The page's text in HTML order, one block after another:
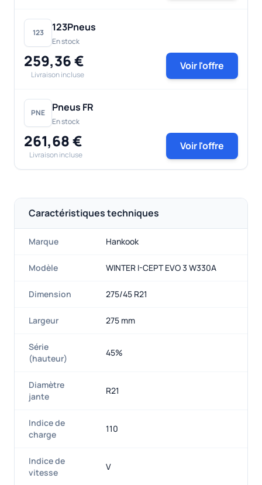
123 123Pneus
En stock
259,36 €
Livraison incluse
Voir l'offre
PNE Pneus FR
En stock
261,68 €
Livraison incluse
Voir l'offre
Caractéristiques techniques
Marque Hankook
Modèle WINTER I-CEPT EVO 3 W330A
Dimension 275/45 R21
Largeur 275 mm
Série
(hauteur)
45%
Diamètre
jante
R21
Indice de
charge
110
Indice de
vitesse
V